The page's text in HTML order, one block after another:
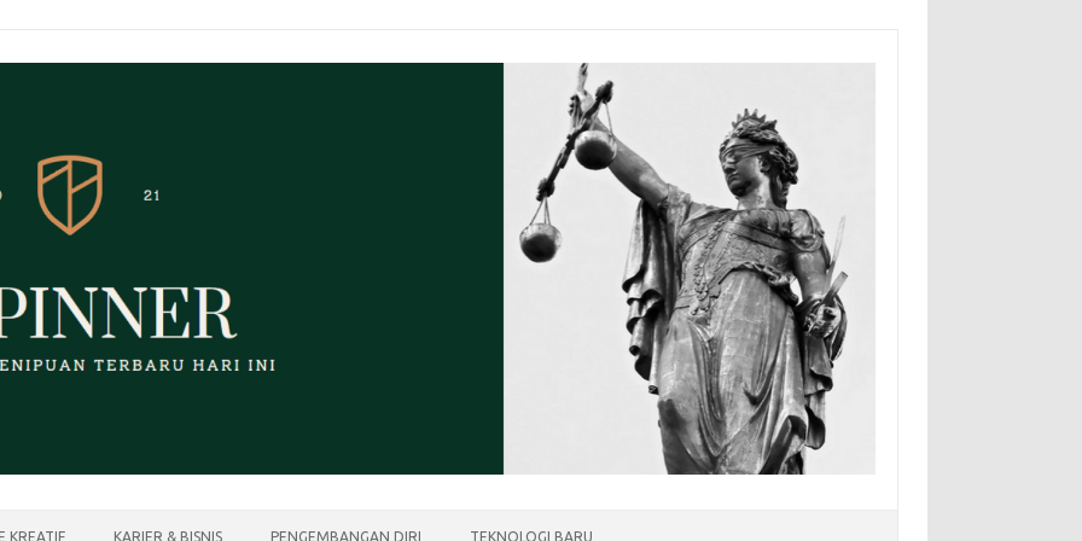
KREATIF KARIER & BISNIS PENGEMBANGAN DIRI TEKNOLOGI BARU